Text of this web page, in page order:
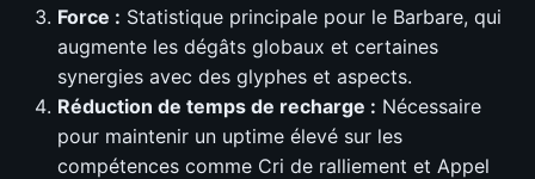
Force : Statistique principale pour le Barbare, qui
augmente les dégâts globaux et certaines
synergies avec des glyphes et aspects.
Réduction de temps de recharge : Nécessaire
pour maintenir un uptime élevé sur les
compétences comme Cri de ralliement et Appel